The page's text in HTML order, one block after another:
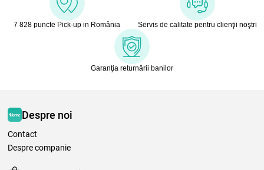
7 828 puncte Pick-up in România Servis de calitate pentru clienţii noştri
Garanţia returnării banilor
Despre noi
Contact
Despre companie